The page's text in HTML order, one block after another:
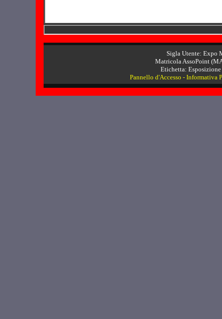
Sigla Utente: Expo
Matricola AssoPoint
Etichetta:
Pannello d'Accesso - Informativa